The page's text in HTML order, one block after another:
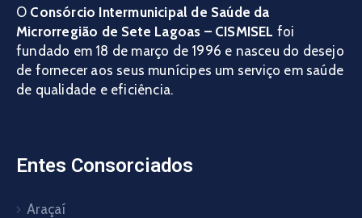
O Consórcio Intermunicipal de Saúde da
Microrregião de Sete Lagoas – CISMISEL foi
fundado em 18 de março de 1996 e nasceu do desejo
de fornecer aos seus munícipes um serviço em saúde
de qualidade e eficiência.
Entes Consorciados
Araçaí